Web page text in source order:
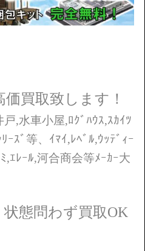
買取致します！
,水車小屋,ﾛｸﾞﾊｳｽ,ｽｶｲﾂ
ｰｽﾞ等、ｲﾏｲ,ﾚﾍﾞﾙ,ｳｯﾃﾞｨｰ
,ｴﾚｰﾙ,河合商会等ﾒｰｶｰ大
態問わず買取OK